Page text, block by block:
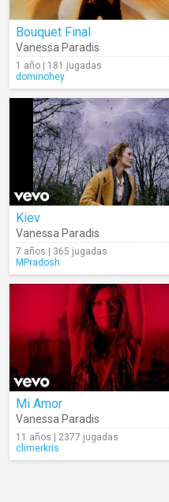
Bouquet Final
Vanessa Paradis
1 año | 181 jugadas
dominohey
Kiev
Vanessa Paradis
7 años | 365 jugadas
MPradosh
Mi Amor
Vanessa Paradis
11 años | 2377 jugadas
climerkris